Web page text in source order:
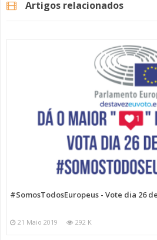
Se quiser pode também
#SomosTodosEuropeus
#tvamadora
Categorias Programas
Artigos relacionados
#SomosTodosEuropeus - Vote dia 26
21 Maio 2019 292 K